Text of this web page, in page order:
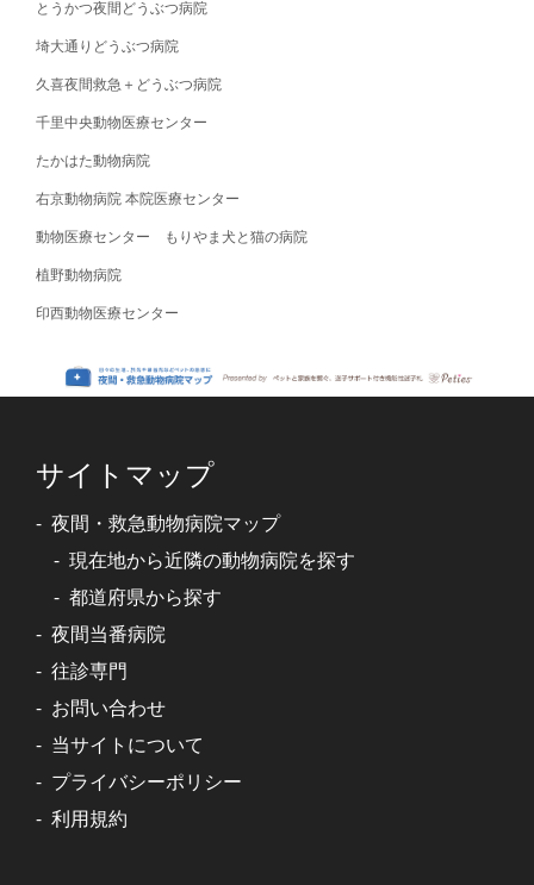
とうかつ夜間どうぶつ病院
埼大通りどうぶつ病院
久喜夜間救急＋どうぶつ病院
千里中央動物医療センター
たかはた動物病院
右京動物病院 本院医療センター
動物医療センター もりやま犬と猫の病院
植野動物病院
印西動物医療センター
サイトマップ
夜間・救急動物病院マップ
現在地から近隣の動物病院を探す
都道府県から探す
夜間当番病院
往診専門
お問い合わせ
当サイトについて
プライバシーポリシー
利用規約